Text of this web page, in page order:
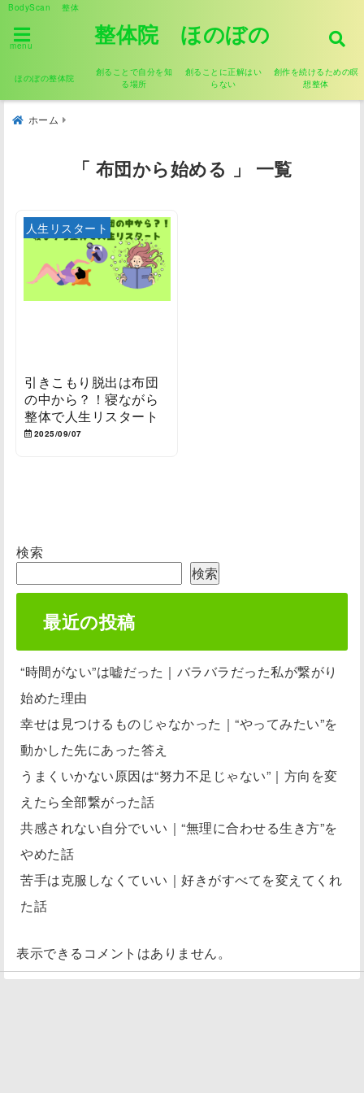
BodyScan 整体
menu 整体院 ほのぼの
ほのぼの整体院
創ることで自分を知
る場所
創ることに正解はい
らない
創作を続けるための瞑
想整体
ホーム
「 布団から始める 」 一覧
人生リスタート
引きこもり脱出は布団
の中から？！寝ながら
整体で人生リスタート
2025/09/07
検索
検索
最近の投稿
“時間がない”は嘘だった｜バラバラだった私が繋がり
始めた理由
幸せは見つけるものじゃなかった｜“やってみたい”を
動かした先にあった答え
うまくいかない原因は“努力不足じゃない”｜方向を変
えたら全部繋がった話
共感されない自分でいい｜“無理に合わせる生き方”を
やめた話
苦手は克服しなくていい｜好きがすべてを変えてくれ
た話
表示できるコメントはありません。